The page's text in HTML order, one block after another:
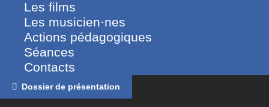
Les films
Les musicien·nes
Actions pédagogiques
Séances
Contacts
Dossier de présentation